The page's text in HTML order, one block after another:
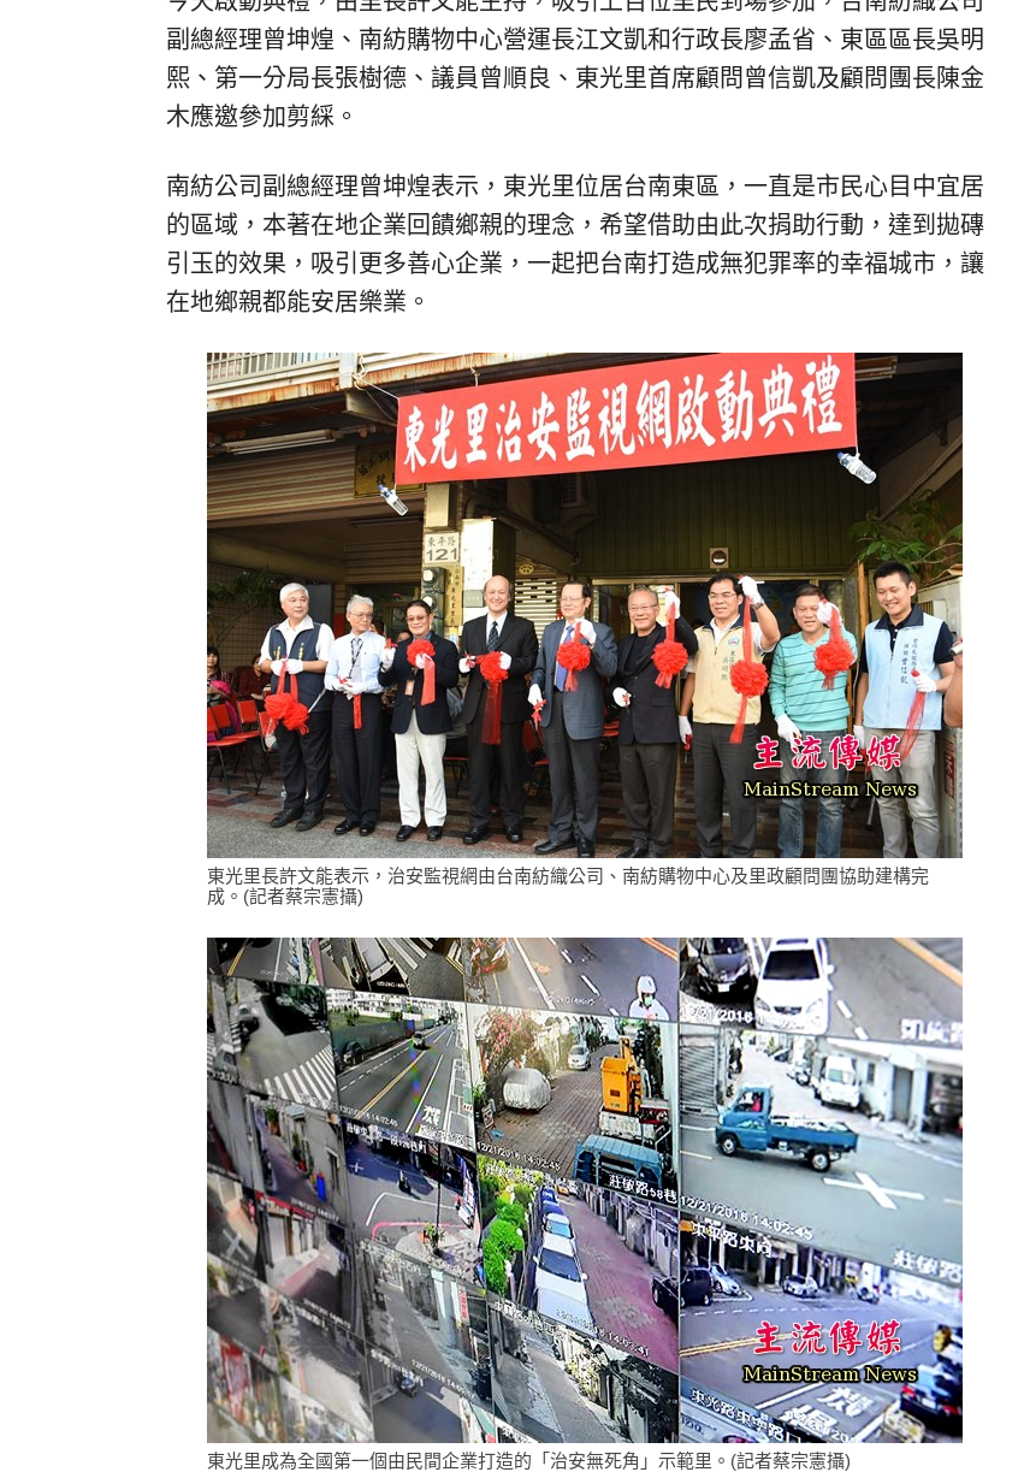
副總經理曾坤煌、南紡購物中心營運長江文凱和行政長廖孟省、東區區長吳明
熙、第一分局長張樹德、議員曾順良、東光里首席顧問曾信凱及顧問團長陳金
木應邀參加剪綵。
南紡公司副總經理曾坤煌表示，東光里位居台南東區，一直是市民心目中宜居
的區域，本著在地企業回饋鄉親的理念，希望借助由此次捐助行動，達到拋磚
引玉的效果，吸引更多善心企業，一起把台南打造成無犯罪率的幸福城市，讓
在地鄉親都能安居樂業。
東光里長許文能表示，治安監視網由台南紡織公司、南紡購物中心及里政顧問團協助建構完
成。(記者蔡宗憲攝)
東光里成為全國第一個由民間企業打造的「治安無死角」示範里。(記者蔡宗憲攝)